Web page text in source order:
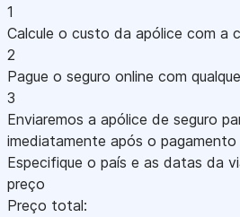
1
Calcule o custo da apólice com a
2
Pague o seguro online com
3
Enviaremos a apólice de seguro
imediatamente após o pagamento
Especifique o país e as datas da
preço
Preço total: